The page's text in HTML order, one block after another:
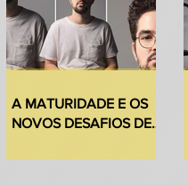
A MATURIDADE E OS
NOVOS DESAFIOS DE